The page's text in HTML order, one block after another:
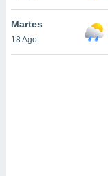
ni para
o
Martes
18 Ago